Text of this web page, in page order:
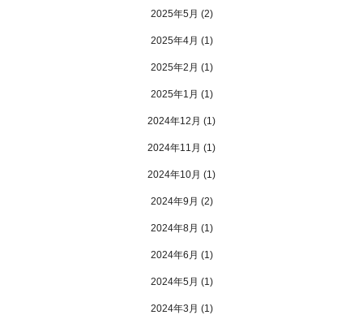
2025年5月 (2)
2025年4月 (1)
2025年2月 (1)
2025年1月 (1)
2024年12月 (1)
2024年11月 (1)
2024年10月 (1)
2024年9月 (2)
2024年8月 (1)
2024年6月 (1)
2024年5月 (1)
2024年3月 (1)